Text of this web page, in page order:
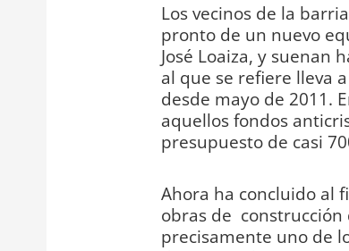
Los vecinos de la
pronto de un nuevo
José Loaiza, y suenan
al que se refiere lleva
desde mayo de 2011.
aquellos fondos
presupuesto de casi
Ahora ha concluido al
obras de construcción
precisamente uno de